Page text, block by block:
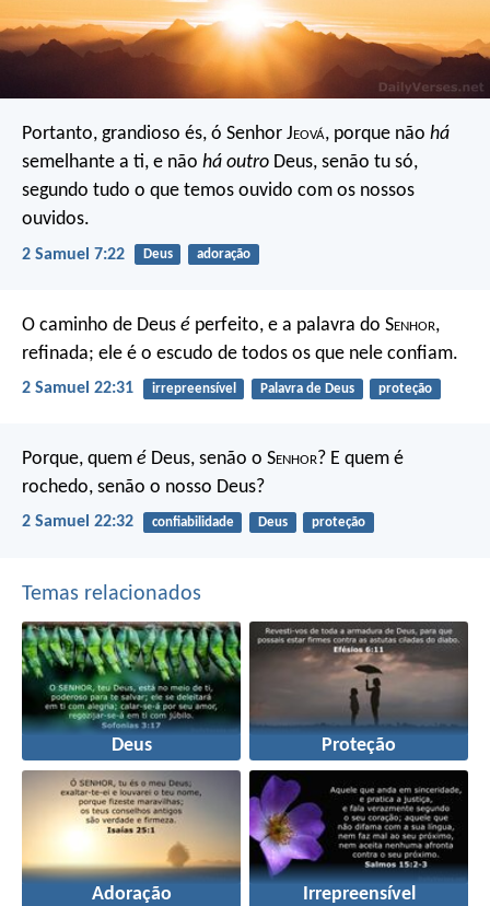
Portanto, grandioso és, ó Senhor Jeová, porque não há
semelhante a ti, e não há outro Deus, senão tu só,
segundo tudo o que temos ouvido com os nossos
ouvidos.
2 Samuel 7:22 Deus adoração
O caminho de Deus é perfeito, e a palavra do Senhor,
refinada; ele é o escudo de todos os que nele confiam.
2 Samuel 22:31 irrepreensível Palavra de Deus proteção
Porque, quem é Deus, senão o Senhor? E quem é
rochedo, senão o nosso Deus?
2 Samuel 22:32 confiabilidade Deus proteção
Temas relacionados
Deus Proteção
Adoração Irrepreensível